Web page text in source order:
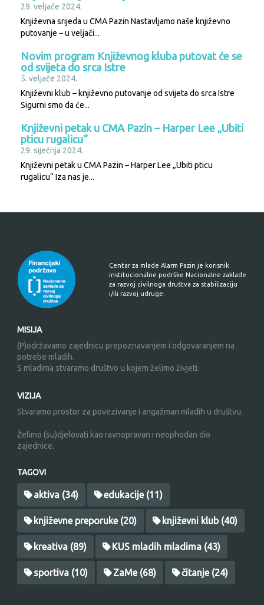
29. veljače 2024.
Književna srijeda u CMA Pazin Nastavljamo naše književno
putovanje – u veljači...
Novim program Književnog kluba putovat će se
od svijeta do srca Istre
5. veljače 2024.
Književni klub – književno putovanje od svijeta do srca Istre
Sigurni smo da će...
Književni petak u CMA Pazin – Harper Lee „Ubiti
pticu rugalicu“
29. siječnja 2024.
Književni petak u CMA Pazin – Harper Lee „Ubiti pticu
rugalicu“ Iza nas je...
Centar za mlade Alarm Pazin je korisnik
institucionalne podrške Nacionalne zaklade
za razvoj civilnoga društva za stabilizaciju
i/ili razvoj udruge.
MISIJA
(P)održavamo zajednicu prepoznavanjem i odgovaranjem na
potrebe mladih.
S mladima stvaramo društvo u kojem želimo živjeti.
VIZIJA
Stvaramo prostor za povezivanje i angažman mladih u društvu.
Želimo (su)djelovati kao ravnopravan i neophodan dio
zajednice.
TAGOVI
aktiva (34) edukacije(11)
književne preporuke(20) književni klub(40)
kreativa (89) KUS mladih mladima (43)
sportiva (10) ZaMe(68) čitanje(24)